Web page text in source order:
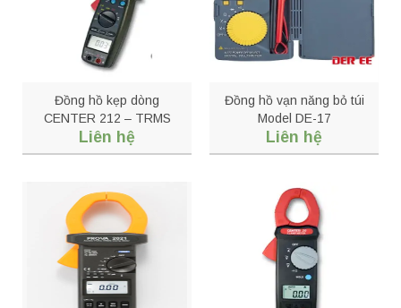
Đồng hồ kẹp dòng
CENTER 212 – TRMS
AC/DC Clamp Meter
Liên hệ
Đồng hồ vạn năng bỏ túi
Model DE-17
Liên hệ